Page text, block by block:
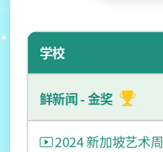
学校
鲜新闻 - 金奖
2024 新加坡艺术周